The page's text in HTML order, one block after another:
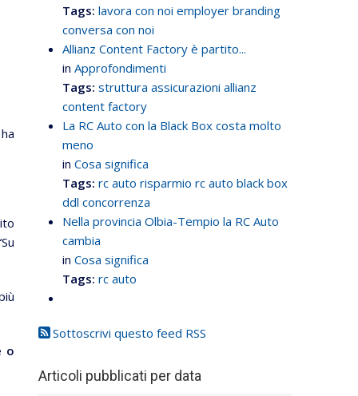
o
Tags: lavora con noi employer branding
conversa con noi
Allianz Content Factory è partito...
in Approfondimenti
Tags: struttura assicurazioni allianz
content factory
La RC Auto con la Black Box costa molto
meno
in Cosa significa
Tags: rc auto risparmio rc auto black box
ddl concorrenza
Nella provincia Olbia-Tempio la RC Auto
cambia
in Cosa significa
Tags: rc auto
Sottoscrivi questo feed RSS
Articoli pubblicati per data